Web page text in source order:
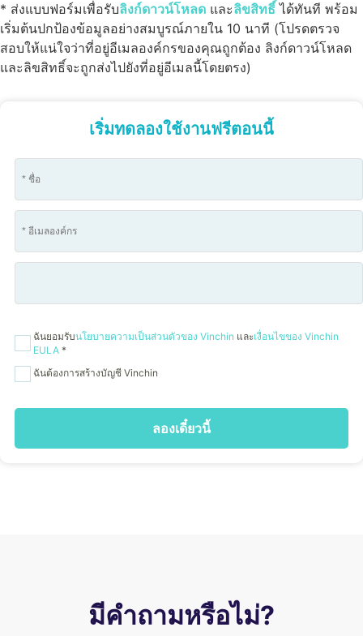
* ส่งแบบฟอร์มเพื่อรับลิงก์ดาวน์โหลด และลิขสิทธิ์ ได้ทันที พร้อม
เริ่มต้นปกป้องข้อมูลอย่างสมบูรณ์ภายใน 10 นาที (โปรดตรวจ
สอบให้แน่ใจว่าที่อยู่อีเมลองค์กรของคุณถูกต้อง ลิงก์ดาวน์โหลด
และลิขสิทธิ์จะถูกส่งไปยังที่อยู่อีเมลนี้โดยตรง)
เริ่มทดลองใช้งานฟรีตอนนี้
ฉันยอมรับนโยบายความเป็นส่วนตัวของ Vinchin และเงื่อนไขของ Vinchin
EULA *
ฉันต้องการสร้างบัญชี Vinchin
ลองเดี๋ยวนี้
มีคำถามหรือไม่?